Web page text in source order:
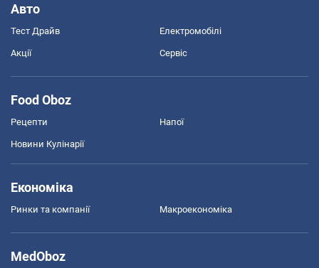
Авто
Тест Драйв Електромобілі
Акції Сервіс
Food Oboz
Рецепти Напої
Новини Кулінарії
Економіка
Ринки та компанії Макроекономіка
MedOboz